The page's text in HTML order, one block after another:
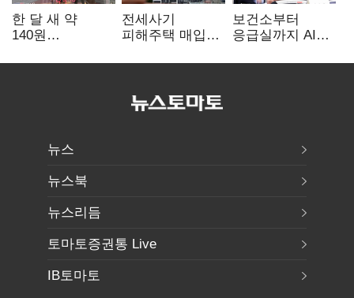
한 달 새 약
140원
엔저'에 원화
전세사기
피해주택 매입
누적 피해자
보건소부터
응급실까지 AI
혁신 본격화
뉴스
뉴스북
뉴스리듬
토마토증권통 Live
IB토마토